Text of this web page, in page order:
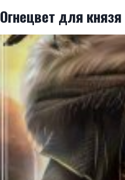
Огнецвет для князя